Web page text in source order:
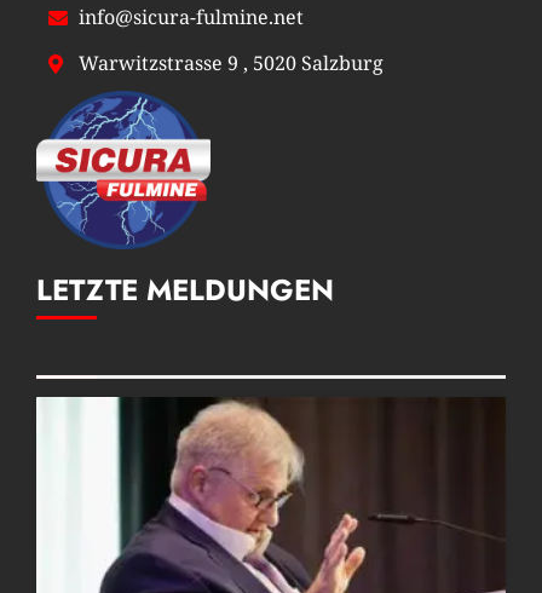
info@sicura-fulmine.net
Warwitzstrasse 9 , 5020 Salzburg
LETZTE MELDUNGEN